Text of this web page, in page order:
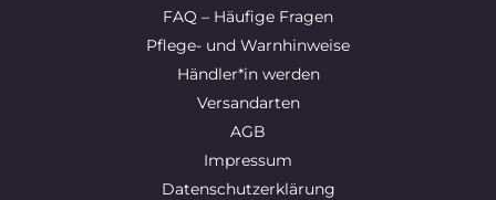
FAQ – Häufige Fragen
Pflege- und Warnhinweise
Händler*in werden
Versandarten
AGB
Impressum
Datenschutzerklärung